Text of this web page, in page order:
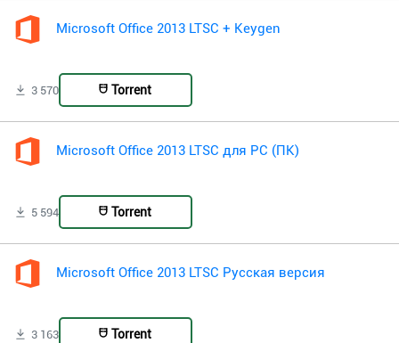
Microsoft Office 2013 LTSC + Keygen
3 570 Torrent
Microsoft Office 2013 LTSC для PC (ПК)
5 594 Torrent
Microsoft Office 2013 LTSC Русская версия
3 163 Torrent